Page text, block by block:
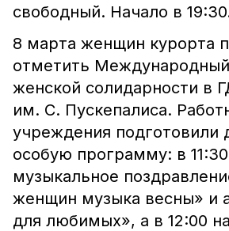
свободный. Начало в
8 марта женщин курорта
отметить
женской солидарности в
им. С. Пускепалиса.
учреждения подготовили
особую программу: в
музыкальное
женщин музыка весны» и
для любимых», а в 12:00